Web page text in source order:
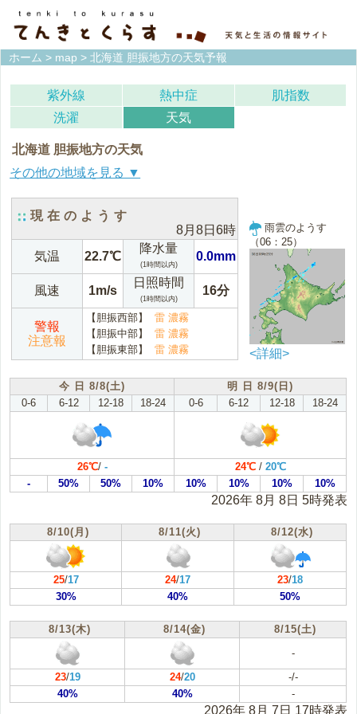
ホーム > map > 北海道 胆振地方の天気予報
紫外線 熱中症
肌指数
洗濯
天気
北海道 胆振地方の天気
宗谷地方(稚内) 上川地方(旭川)
石狩地方(札幌)
後志地方(倶知安)
北見地方(北見)
紋別地方(紋別) 釧路地方(釧路)
胆振地方(室蘭) 日高地方(浦河)
渡島地方(函館) 桧山地方(江差)
現在のようす
8月8日6時
気温
22.7℃
降水量
(1時間以内)
0.0mm
風速 1m/s
日照時間
(1時間以内)
16分
警報
注意報
【胆振西部】
雷 濃霧
【胆振中部】
雷 濃霧
【胆振東部】
雷 濃霧
雨雲のようす
（06：25）
<詳細>
今 日 8/8(土)
明 日 8/9(日)
0-6
6-12 12-18 18-24 0-6 6-12 12-18 18-24
26℃/ - 24℃/ 20℃
-
50% 50% 10% 10% 10% 10% 10%
2026年 8月 8日 5時発表
8/10(月) 8/11(火) 8/12(水)
25/17 24/17 23/18
30%
40% 50%
8/13(木) 8/14(金)
8/15(土)
-
23/19 24/20
-/-
40%
40% -
2026年 8月 7日 17時発表